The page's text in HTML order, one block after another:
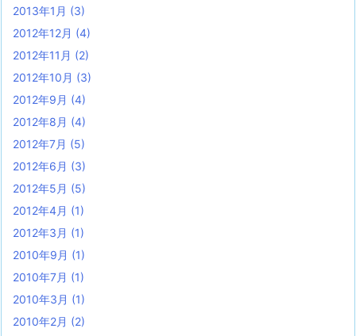
2013年1月 (3)
2012年12月 (4)
2012年11月 (2)
2012年10月 (3)
2012年9月 (4)
2012年8月 (4)
2012年7月 (5)
2012年6月 (3)
2012年5月 (5)
2012年4月 (1)
2012年3月 (1)
2010年9月 (1)
2010年7月 (1)
2010年3月 (1)
2010年2月 (2)